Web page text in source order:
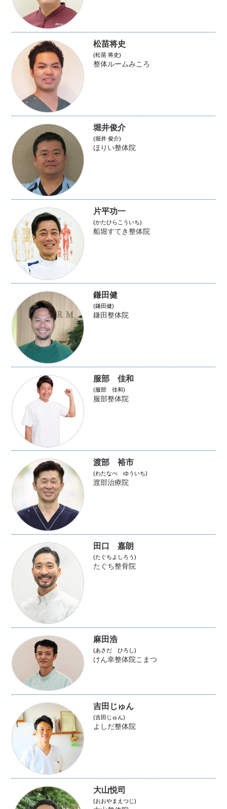
松苗将史
(松苗 将史)
整体ルームみころ
堀井俊介
(堀井 俊介)
ほりい整体院
片平功一
(かたひらこういち)
船堀すてき整体院
鎌田健
(鎌田健)
鎌田整体院
服部 佳和
(服部 佳和)
服部整体院
渡部 裕市
(わたなべ ゆういち)
渡部治療院
田口 嘉朗
(たぐちよしろう)
たぐち整骨院
麻田浩
(あさだ ひろし)
けん幸整体院こまつ
吉田じゅん
(吉田じゅん)
よしだ整体院
大山悦司
(おおやまえつじ)